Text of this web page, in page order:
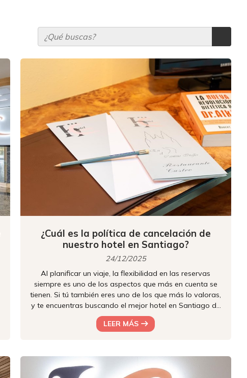
¿Cuál es la política de cancelación de
nuestro hotel en Santiago?
24/12/2025
Al planificar un viaje, la flexibilidad en las reservas
siempre es uno de los aspectos que más en cuenta se
tienen. Si tú también eres uno de los que más lo valoras,
y te encuentras buscando el mejor hotel en Santiago de
Compostela, entonces en Hotel Castro queremos que
conozcas los detalles más básicos sobre nuestra política
quedes con nuestra oferta ?? Reservas con descuento
anticipado Si realizas t...
LEER MÁS